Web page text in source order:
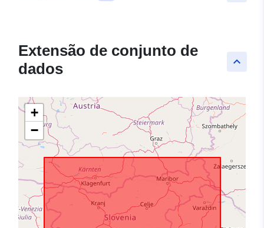
keyboard_arrow_up
Extensão de conjunto de
dados
+
−